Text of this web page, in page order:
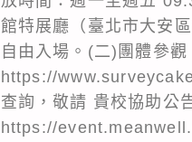
館特展廳（臺北市大安
自由入場。(二)團體參
https://
查詢，敬請 貴校協助公
https://